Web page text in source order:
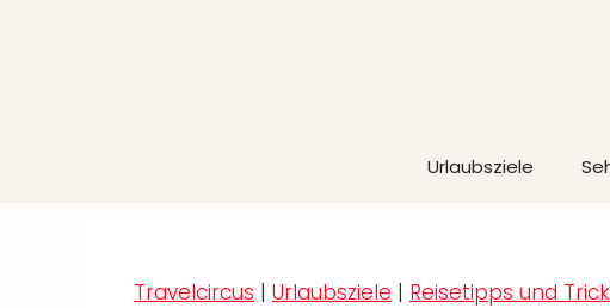
Urlaubsziele
Travelcircus | Urlaubsziele | Reisetipps und